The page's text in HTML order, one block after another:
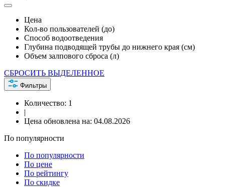
Цена
Кол-во пользователей (до)
Способ водоотведения
Глубина подводящей трубы до нижнего края (см)
Объем залпового сброса (л)
СБРОСИТЬ ВЫДЕЛЕННОЕ
Фильтры
Количество: 1
|
Цена обновлена на: 04.08.2026
По популярности
По популярности
По цене
По рейтингу
По скидке